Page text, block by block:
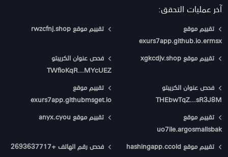
آخر عمليات التحقق:
تقييم موقع
exurs7app.github.io.ermsx
تقييم موقع rwzcfnj.shop
تقييم موقع xgkcdjv.shop
فحص عنوان الكريبتو
TWfioKqR...MYcUEZ
فحص عنوان الكريبتو
THEbwTqZ...sR3J8M
تقييم موقع
exurs7app.githubmsget.io
تقييم موقع
uo7ile.argosmallsbak
تقييم موقع anyx.cyou
تقييم موقع hashingapp.ccold فحص رقم الهاتف +2693637717